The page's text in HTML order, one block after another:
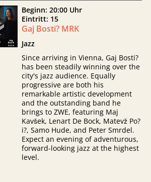
Beginn: 20:00 Uhr
Eintritt: 15
Gaj Bosti? MRK
Jazz
Since arriving in Vienna, Gaj Bosti?
has been steadily winning over the
city's jazz audience. Equally
progressive are both his
remarkable artistic development
and the outstanding band he
brings to ZWE, featuring Maj
Kavšek, Lenart De Bock, Matevž Po?
i?, Samo Hude, and Peter Smrdel.
Expect an evening of adventurous,
forward-looking jazz at the highest
level.